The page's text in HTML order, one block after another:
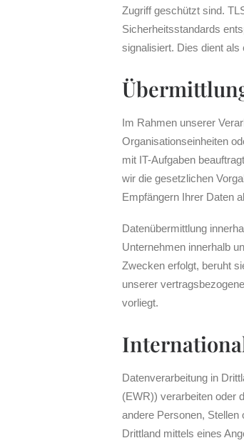
Zugriff geschützt sind.
Sicherheitsstandards
signalisiert. Dies dient
Im Rahmen unserer
Organisationseinheiten
mit IT-Aufgaben
wir die gesetzlichen
Empfängern Ihrer Daten
Datenübermittlung
Unternehmen innerhalb
Zwecken erfolgt, beruht
unserer
vorliegt.
Datenverarbeitung in
(EWR)) verarbeiten oder
andere Personen,
Drittland mittels eines